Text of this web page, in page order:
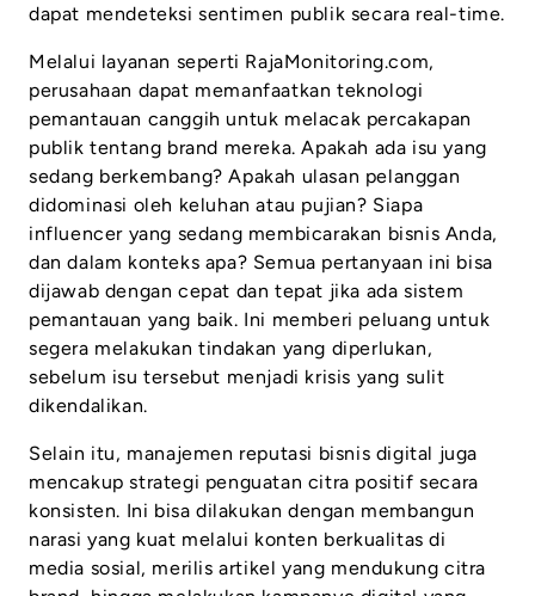
dapat mendeteksi sentimen publik secara real-time.
Melalui layanan seperti RajaMonitoring.com,
perusahaan dapat memanfaatkan teknologi
pemantauan canggih untuk melacak percakapan
publik tentang brand mereka. Apakah ada isu yang
sedang berkembang? Apakah ulasan pelanggan
didominasi oleh keluhan atau pujian? Siapa
influencer yang sedang membicarakan bisnis Anda,
dan dalam konteks apa? Semua pertanyaan ini bisa
dijawab dengan cepat dan tepat jika ada sistem
pemantauan yang baik. Ini memberi peluang untuk
segera melakukan tindakan yang diperlukan,
sebelum isu tersebut menjadi krisis yang sulit
dikendalikan.
Selain itu, manajemen reputasi bisnis digital juga
mencakup strategi penguatan citra positif secara
konsisten. Ini bisa dilakukan dengan membangun
narasi yang kuat melalui konten berkualitas di
media sosial, merilis artikel yang mendukung citra